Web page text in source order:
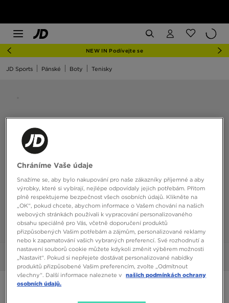
NEW IN Podívejte se
JD Sports Pánské Boty Tenisky
Obrázky 360°
ADIDAS SL 72
Chráníme Vaše údaje
Snažíme se, aby bylo nakupování pro naše zákazníky příjemné a aby
výrobky, které si vybírají, nejlépe odpovídaly jejich potřebám. Přitom
plně respektujeme bezpečnost všech osobních údajů. Klikněte na
„OK“, pokud chcete, abychom informace o Vašem chování na našich
webových stránkách používali k vypracování personalizovaného
obsahu speciálně pro Vás, včetně doporučení produktů
přizpůsobených Vašim potřebám a zájmům, personalizované reklamy
nebo k zapamatování vašich vybraných preferencí. Své rozhodnutí a
nastavení souborů cookie můžete kdykoli změnit výběrem možnosti
„Nastavit“. Pokud si nepřejete dostávat personalizované nabídky
produktů přizpůsobené Vašim preferencím, zvolte „Odmítnout
všechny“. Další informace naleznete v našich podmínkách ochrany
osobních údajů.